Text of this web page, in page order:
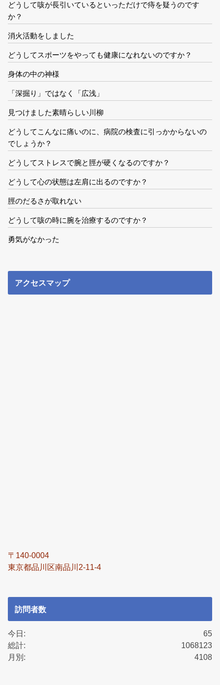
どうして咳が長引いているといっただけで痔を疑うのです
か？
消火活動をしました
どうしてスポーツをやっても健康になれないのですか？
身体の中の神様
「深掘り」ではなく「広浅」
見つけました素晴らしい川柳
どうしてこんなに痛いのに、病院の検査に引っかからないの
でしょうか？
どうしてストレスで腕と脛が硬くなるのですか？
どうして心の状態は左肩に出るのですか？
脛のだるさが取れない
どうして咳の時に腕を治療するのですか？
勇気がなかった
アクセスマップ
〒140-0004
東京都品川区南品川2-11-4
訪問者数
65
今日:
1068123
総計:
4108
月別: